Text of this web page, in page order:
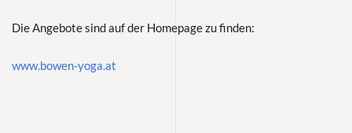
Die Angebote sind auf der Homepage zu finden:
www.bowen-yoga.at